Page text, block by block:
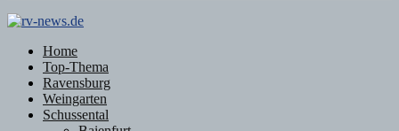
Home
Top-Thema
Ravensburg
Weingarten
Schussental